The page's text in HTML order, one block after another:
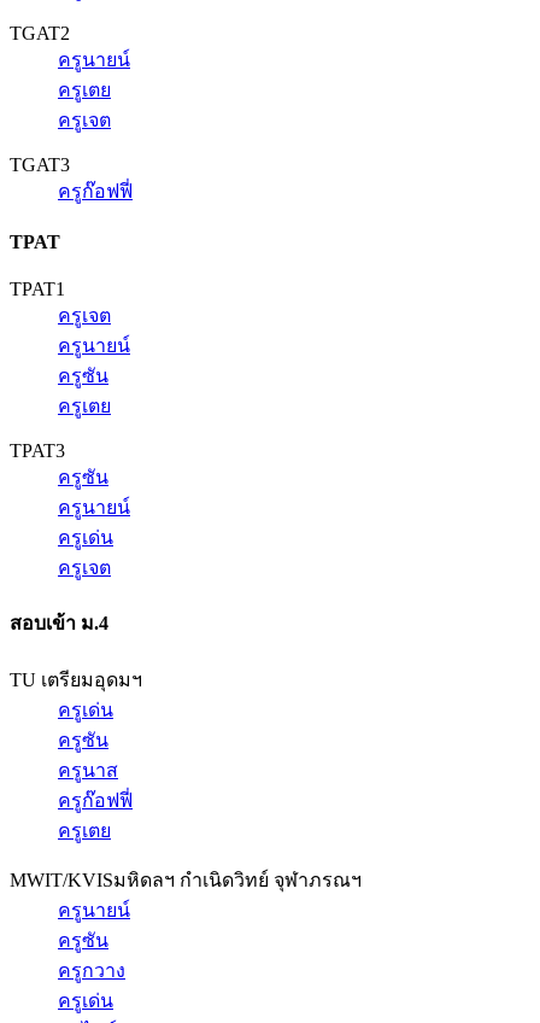
TGAT2
ครูนายน์
ครูเตย
ครูเจต
TGAT3
ครูก๊อฟฟี่
TPAT
TPAT1
ครูเจต
ครูนายน์
ครูซัน
ครูเตย
TPAT3
ครูซัน
ครูนายน์
ครูเด่น
ครูเจต
สอบเข้า ม.4
TU เตรียมอุดมฯ
ครูเด่น
ครูซัน
ครูนาส
ครูก๊อฟฟี่
ครูเตย
MWIT/KVISมหิดลฯ กำเนิดวิทย์ จุฬาภรณฯ
ครูนายน์
ครูซัน
ครูกวาง
ครูเด่น